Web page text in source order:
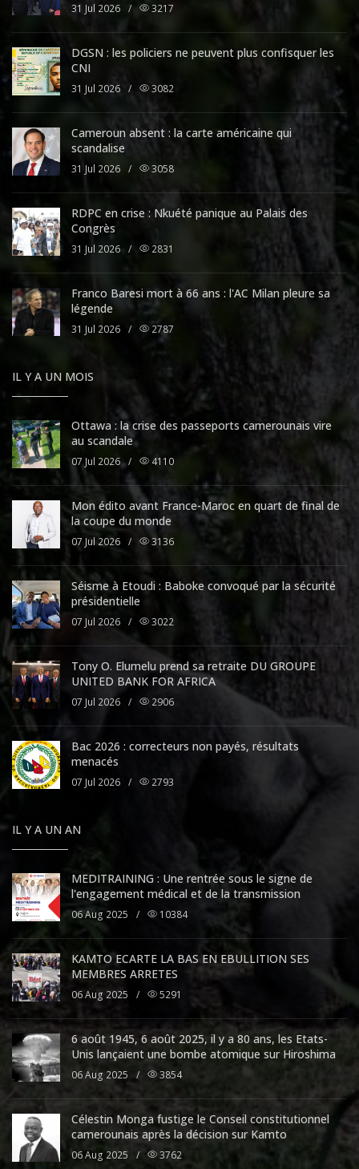
31 Jul 2026 / 3217
DGSN : les policiers ne peuvent plus confisquer les
CNI
31 Jul 2026 / 3082
Cameroun absent : la carte américaine qui
scandalise
31 Jul 2026 / 3058
RDPC en crise : Nkuété panique au Palais des
Congrès
31 Jul 2026 / 2831
Franco Baresi mort à 66 ans : l'AC Milan pleure sa
légende
31 Jul 2026 / 2787
IL Y A UN MOIS
Ottawa : la crise des passeports camerounais vire
au scandale
07 Jul 2026 / 4110
Mon édito avant France-Maroc en quart de final de
la coupe du monde
07 Jul 2026 / 3136
Séisme à Etoudi : Baboke convoqué par la sécurité
présidentielle
07 Jul 2026 / 3022
Tony O. Elumelu prend sa retraite DU GROUPE
UNITED BANK FOR AFRICA
07 Jul 2026 / 2906
Bac 2026 : correcteurs non payés, résultats
menacés
07 Jul 2026 / 2793
IL Y A UN AN
MEDITRAINING : Une rentrée sous le signe de
l'engagement médical et de la transmission
06 Aug 2025 / 10384
KAMTO ECARTE LA BAS EN EBULLITION SES
MEMBRES ARRETES
06 Aug 2025 / 5291
6 août 1945, 6 août 2025, il y a 80 ans, les Etats-
Unis lançaient une bombe atomique sur Hiroshima
06 Aug 2025 / 3854
Célestin Monga fustige le Conseil constitutionnel
camerounais après la décision sur Kamto
06 Aug 2025 / 3762